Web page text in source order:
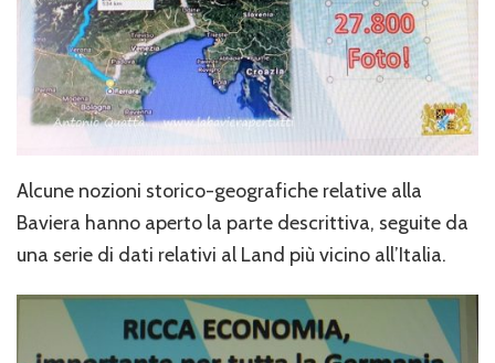
Alcune nozioni storico-geografiche relative alla
Baviera hanno aperto la parte descrittiva, seguite da
una serie di dati relativi al Land più vicino all’Italia.